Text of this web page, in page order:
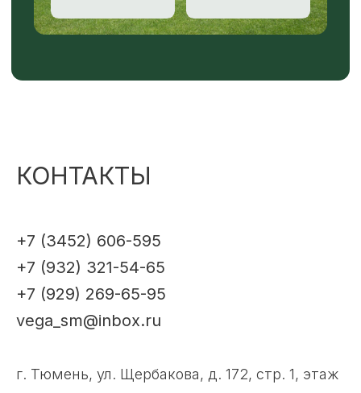
КОНТАКТЫ
+7 (3452) 606-595
+7 (932) 321-54-65
+7 (929) 269-65-95
vega_sm@inbox.ru
г. Тюмень, ул. Щербакова, д. 172, стр. 1, этаж